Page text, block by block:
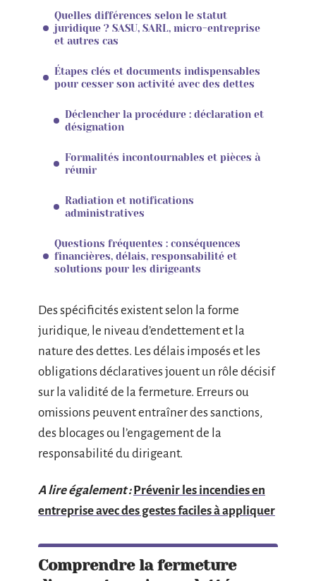
Quelles différences selon le statut
juridique ? SASU, SARL, micro-entreprise
et autres cas
Étapes clés et documents indispensables
pour cesser son activité avec des dettes
Déclencher la procédure : déclaration et
désignation
Formalités incontournables et pièces à
réunir
Radiation et notifications
administratives
Questions fréquentes : conséquences
financières, délais, responsabilité et
solutions pour les dirigeants
Des spécificités existent selon la forme
juridique, le niveau d’endettement et la
nature des dettes. Les délais imposés et les
obligations déclaratives jouent un rôle décisif
sur la validité de la fermeture. Erreurs ou
omissions peuvent entraîner des sanctions,
des blocages ou l’engagement de la
responsabilité du dirigeant.
A lire également : Prévenir les incendies en
entreprise avec des gestes faciles à appliquer
Comprendre la fermeture